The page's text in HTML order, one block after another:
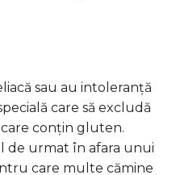
sau au intoleranță
care să excludă
conțin gluten.
de urmat în afara unui
care multe cămine